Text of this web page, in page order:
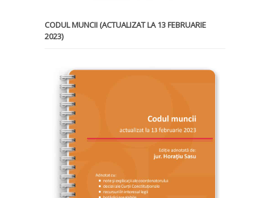
CODUL MUNCII (ACTUALIZAT LA 13 FEBRUARIE
2023)